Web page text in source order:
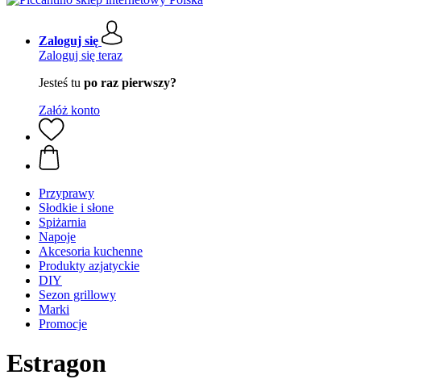
Zaloguj się
Zaloguj się teraz
Jesteś tu po raz pierwszy?
Załóż konto
Przyprawy
Słodkie i słone
Spiżarnia
Napoje
Akcesoria kuchenne
Produkty azjatyckie
DIY
Sezon grillowy
Marki
Promocje
Estragon